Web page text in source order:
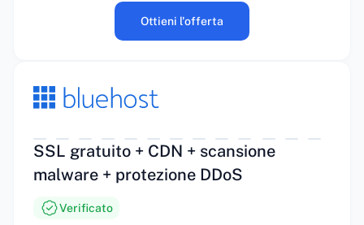
Ottieni l'offerta
SSL gratuito + CDN + scansione
malware + protezione DDoS
Verificato